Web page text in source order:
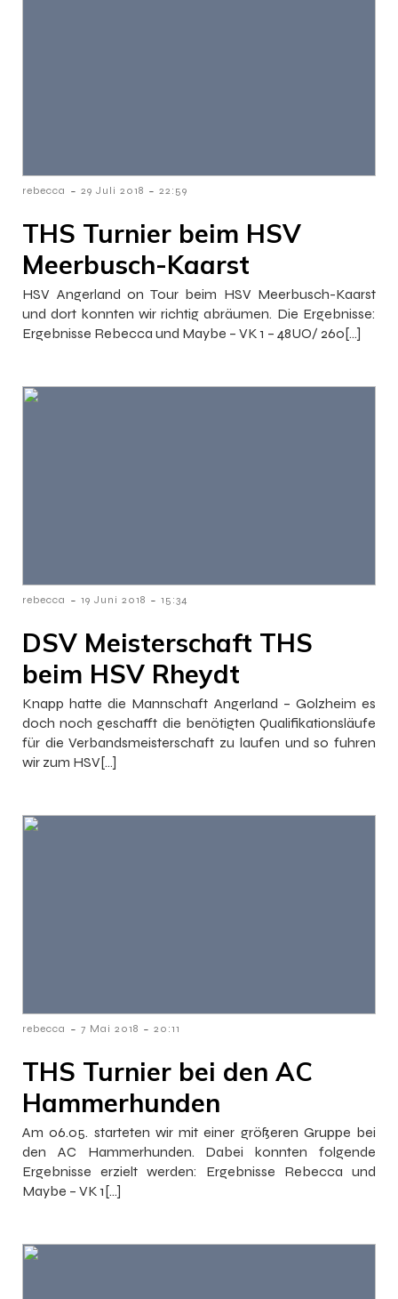
rebecca - 29 Juli 2018 - 22:59
THS Turnier beim HSV
Meerbusch-Kaarst
HSV Angerland on Tour beim HSV Meerbusch-Kaarst
und dort konnten wir richtig abräumen. Die Ergebnisse:
Ergebnisse Rebecca und Maybe – VK 1 – 48UO/ 260[…]
rebecca - 19 Juni 2018 - 15:34
DSV Meisterschaft THS
beim HSV Rheydt
Knapp hatte die Mannschaft Angerland – Golzheim es
doch noch geschafft die benötigten Qualifikationsläufe
für die Verbandsmeisterschaft zu laufen und so fuhren
wir zum HSV[…]
rebecca - 7 Mai 2018 - 20:11
THS Turnier bei den AC
Hammerhunden
Am 06.05. starteten wir mit einer größeren Gruppe bei
den AC Hammerhunden. Dabei konnten folgende
Ergebnisse erzielt werden: Ergebnisse Rebecca und
Maybe – VK 1[…]